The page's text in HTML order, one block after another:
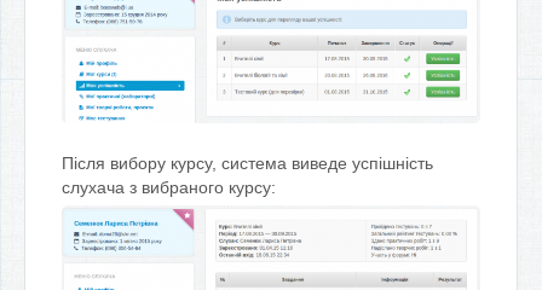
Після вибору курсу, система виведе успішність
слухача з вибраного курсу: